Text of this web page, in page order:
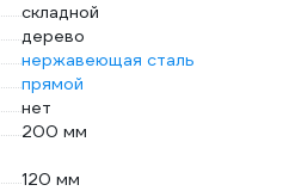
складной
дерево
нержавеющая сталь
прямой
нет
200 мм
120 мм